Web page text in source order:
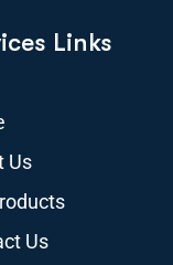
Links
Us
Us